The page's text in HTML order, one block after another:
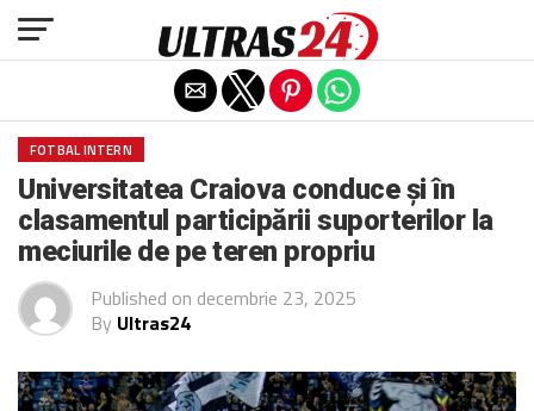
FOTBAL INTERN
Universitatea Craiova conduce și în
clasamentul participării suporterilor la
meciurile de pe teren propriu
Published on decembrie 23, 2025
By Ultras24
Exit mobile version